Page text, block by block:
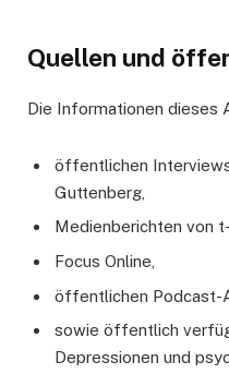
Quellen und
Die Informationen dieses
öffentlichen
Guttenberg,
Medienberichten von
Focus Online,
öffentlichen Podcast-
sowie öffentlich
Depressionen und